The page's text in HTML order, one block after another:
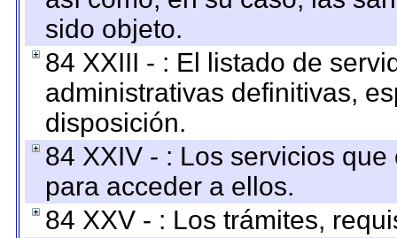
sido objeto.
84 XXIII - : El listado de
administrativas definitivas,
disposición.
84 XXIV - : Los servicios
para acceder a ellos.
84 XXV - : Los trámites,